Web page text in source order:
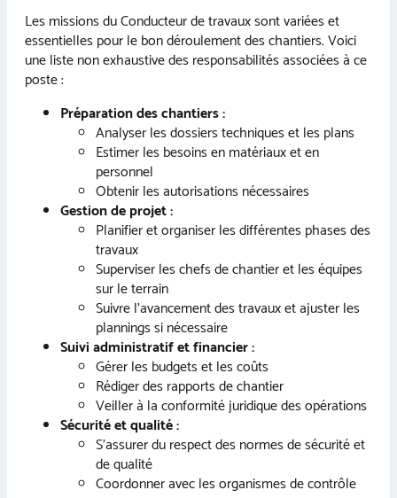
Les missions du Conducteur de travaux sont variées et
essentielles pour le bon déroulement des chantiers. Voici
une liste non exhaustive des responsabilités associées à ce
poste :
Préparation des chantiers :
Analyser les dossiers techniques et les plans
Estimer les besoins en matériaux et en
personnel
Obtenir les autorisations nécessaires
Gestion de projet :
Planifier et organiser les différentes phases des
travaux
Superviser les chefs de chantier et les équipes
sur le terrain
Suivre l’avancement des travaux et ajuster les
plannings si nécessaire
Suivi administratif et financier :
Gérer les budgets et les coûts
Rédiger des rapports de chantier
Veiller à la conformité juridique des opérations
Sécurité et qualité :
S’assurer du respect des normes de sécurité et
de qualité
Coordonner avec les organismes de contrôle